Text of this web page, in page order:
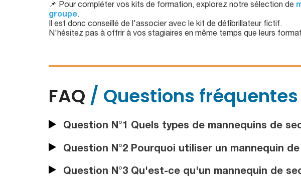
📌 Pour compléter vos kits de formation, explorez notre sélection de
groupe.
Il est donc conseillé de l'associer avec le kit de défibrillateur fictif.
N'hésitez pas à offrir à vos stagiaires en même temps que leurs
FAQ / Questions fréquentes
Question N°1 Quels types de mannequins de
Question N°2 Pourquoi utiliser un mannequin
Question N°3 Qu'est-ce qu'un mannequin de